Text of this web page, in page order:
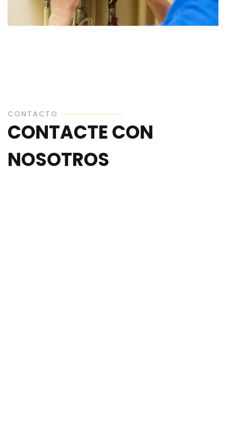
CONTACTO
CONTACTE CON
NOSOTROS